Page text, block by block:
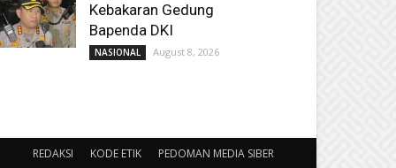
Kebakaran Gedung
Bapenda DKI
NASIONAL August 8, 2026
REDAKSI KODE ETIK PEDOMAN MEDIA SIBER